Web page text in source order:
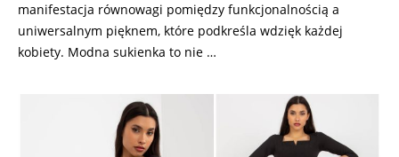
manifestacja równowagi pomiędzy funkcjonalnością a
uniwersalnym pięknem, które podkreśla wdzięk każdej
kobiety. Modna sukienka to nie …